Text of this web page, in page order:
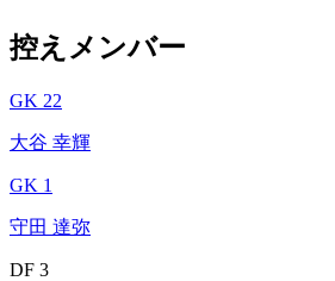
控えメンバー
GK 22
大谷 幸輝
GK 1
守田 達弥
DF 3